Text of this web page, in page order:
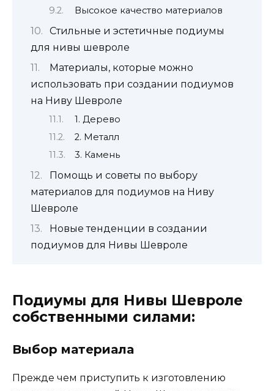
Высокое качество материалов
Стильные и эстетичные подиумы
для нивы шевроле
Материалы, которые можно
использовать при создании подиумов
на Ниву Шевроле
1. Дерево
2. Металл
3. Камень
Помощь и советы по выбору
материалов для подиумов на Ниву
Шевроле
Новые тенденции в создании
подиумов для Нивы Шевроле
Подиумы для Нивы Шевроле
собственными силами:
Выбор материала
Прежде чем приступить к изготовлению